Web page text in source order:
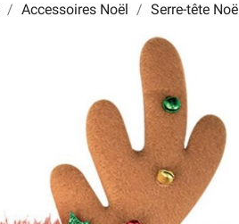
Accessoires Noël Serre-tête Noël